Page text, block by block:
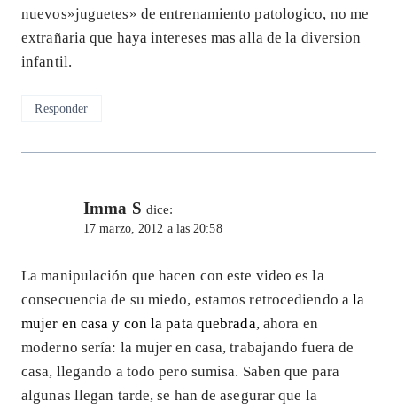
nuevos»juguetes» de entrenamiento patologico, no me
extrañaria que haya intereses mas alla de la diversion
infantil.
Responder
Imma S dice:
17 marzo, 2012 a las 20:58
La manipulación que hacen con este video es la
consecuencia de su miedo, estamos retrocediendo ala
mujer en casa y con la pata quebrada, ahora en
moderno sería: la mujer en casa, trabajando fuera de
casa, llegando a todo pero sumisa. Saben que para
algunas llegan tarde, se han de asegurar que la